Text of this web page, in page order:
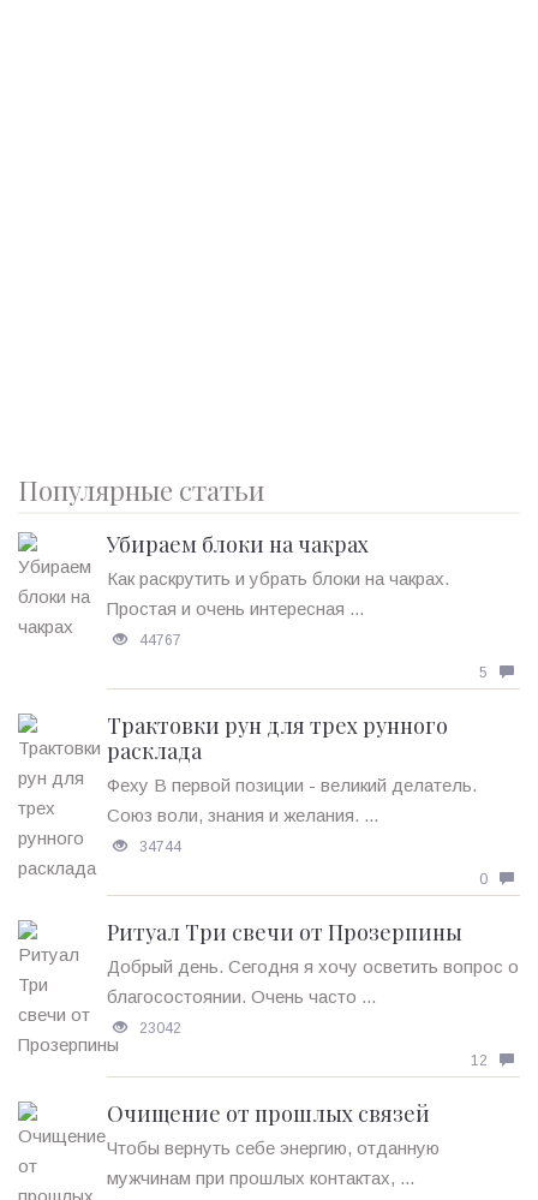
Популярные статьи
Убираем блоки на чакрах
Как раскрутить и убрать блоки на чакрах.
Простая и очень интересная ...
44767
5
Трактовки рун для трех рунного
расклада
Феху В первой позиции - великий делатель.
Союз воли, знания и желания. ...
34744
0
Ритуал Три свечи от Прозерпины
Добрый день. Сегодня я хочу осветить вопрос о
благосостоянии. Очень часто ...
23042
12
Очищение от прошлых связей
Чтобы вернуть себе энергию, отданную
мужчинам при прошлых контактах, ...